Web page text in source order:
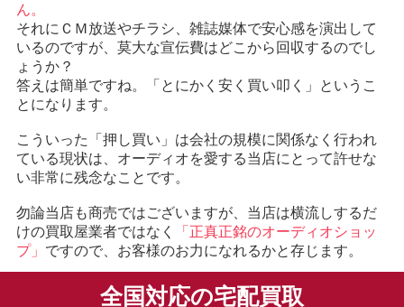
ん。
それにＣＭ放送やチラシ、雑誌媒体で安心感を演出して
いるのですが、莫大な宣伝費はどこから回収するのでし
ょうか？
答えは簡単ですね。「とにかく安く買い叩く」というこ
とになります。
こういった「押し買い」は会社の規模に関係なく行われ
ている現状は、オーディオを愛する当店にとって許せな
い非常に残念なことです。
勿論当店も商売ではございますが、当店は横流しするだ
けの買取屋業者ではなく
「正真正銘のオーディオショッ
プ」 ですので、お客様のお力になれるかと存じます。
全国対応の宅配買取